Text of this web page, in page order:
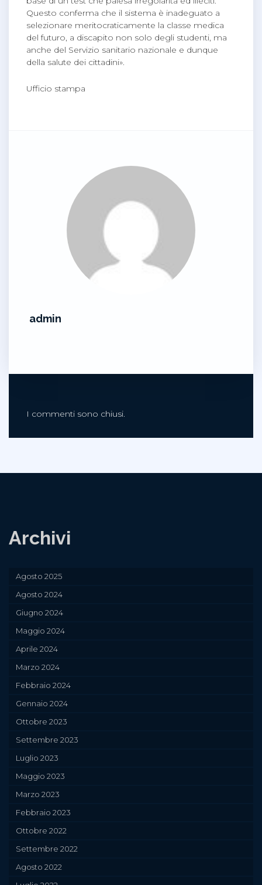
Questo conferma che il sistema è inadeguato a
selezionare meritocraticamente la classe medica
del futuro, a discapito non solo degli studenti, ma
anche del Servizio sanitario nazionale e dunque
della salute dei cittadini».
Ufficio stampa
admin
I commenti sono chiusi.
Archivi
Agosto 2025
Agosto 2024
Giugno 2024
Maggio 2024
Aprile 2024
Marzo 2024
Febbraio 2024
Gennaio 2024
Ottobre 2023
Settembre 2023
Luglio 2023
Maggio 2023
Marzo 2023
Febbraio 2023
Ottobre 2022
Settembre 2022
Agosto 2022